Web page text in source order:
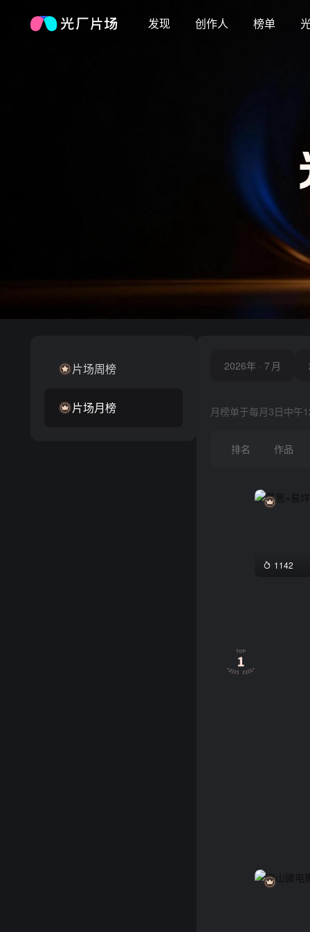
发现 创作人 榜单
片场周榜
片场月榜
2026年 · 7 月
2026年 · 7 月
月榜单于每月3日中午
排名 作品
1142